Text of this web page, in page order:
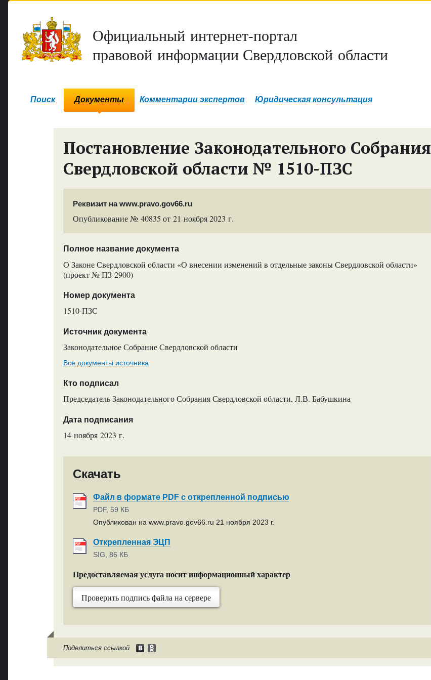
Официальный интернет-портал
правовой информации Свердловской области
Поиск Документы Комментарии экспертов Юридическая консультация
Постановление Законодательного Собрания
Свердловской области № 1510-ПЗС
Реквизит на www.pravo.gov66.ru
Опубликование № 40835 от 21 ноября 2023 г.
Полное название документа
О Законе Свердловской области «О внесении изменений в отдельные законы Свердловской области»
(проект № ПЗ-2900)
Номер документа
1510-ПЗС
Источник документа
Законодательное Собрание Свердловской области
Все документы источника
Кто подписал
Председатель Законодательного Собрания Свердловской области, Л.В. Бабушкина
Дата подписания
14 ноября 2023 г.
Скачать
Файл в формате PDF с открепленной подписью
PDF, 59 КБ
Опубликован на www.pravo.gov66.ru 21 ноября 2023 г.
Открепленная ЭЦП
SIG, 86 КБ
Предоставляемая услуга носит информационный характер
Проверить подпись файла на сервере
Поделиться ссылкой